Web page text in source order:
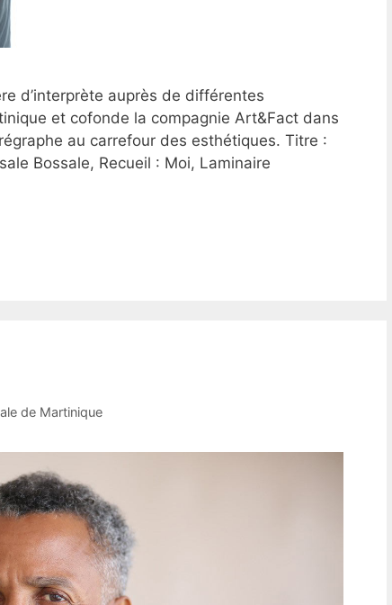
d’interprète auprès de différentes
et cofonde la compagnie Art&Fact dans
au carrefour des esthétiques. Titre :
Bossale, Recueil : Moi, Laminaire
de Martinique